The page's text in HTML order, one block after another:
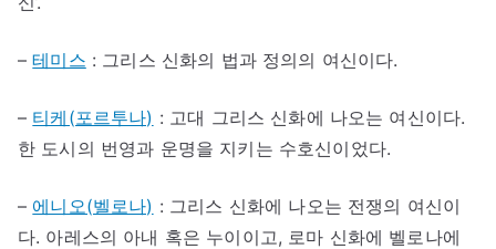
–테미스 : 그리스 신화의 법과 정의의 여신이다.
– 티케(포르투나) : 고대 그리스 신화에 나오는 여신이다.
한 도시의 번영과 운명을 지키는 수호신이었다.
– 에니오(벨로나) : 그리스 신화에 나오는 전쟁의 여신이
다. 아레스의 아내 혹은 누이이고, 로마 신화에 벨로나에